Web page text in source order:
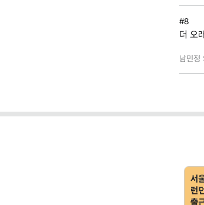
#8
더 오
남민정